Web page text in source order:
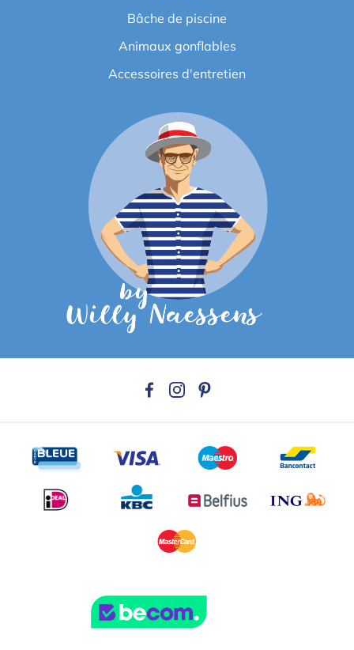
Bâche de piscine
Animaux gonflables
Accessoires d'entretien